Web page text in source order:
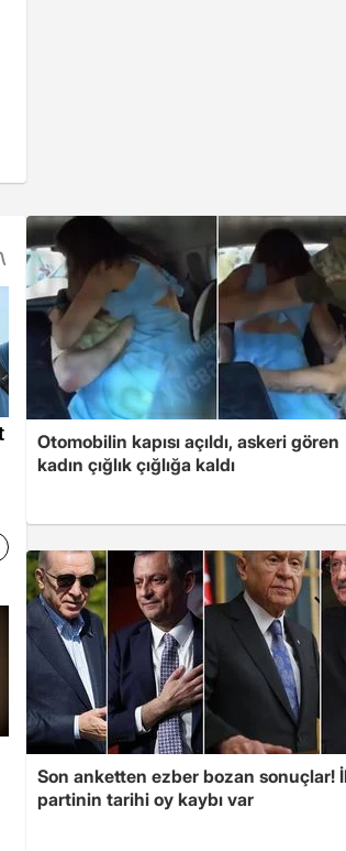
Otomobilin kapısı açıldı, askeri gören
kadın çığlık çığlığa kaldı
Son anketten ezber bozan sonuçlar!
partinin tarihi oy kaybı var